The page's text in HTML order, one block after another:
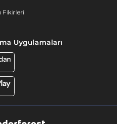
Fikirleri
Uygulamaları